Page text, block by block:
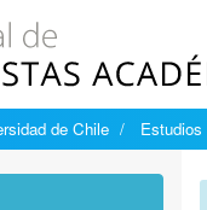
de Chile Estudios